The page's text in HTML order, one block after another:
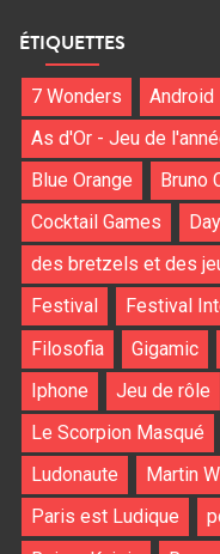
ÉTIQUETTES
7 Wonders Android
As d'Or - Jeu de
Blue Orange
Bruno
Cocktail Games
des bretzels et des
Festival
Festival
Filosofia
Gigamic
Iphone
Jeu de rôle
Le Scorpion Masqué
Ludonaute
Martin
Paris est Ludique